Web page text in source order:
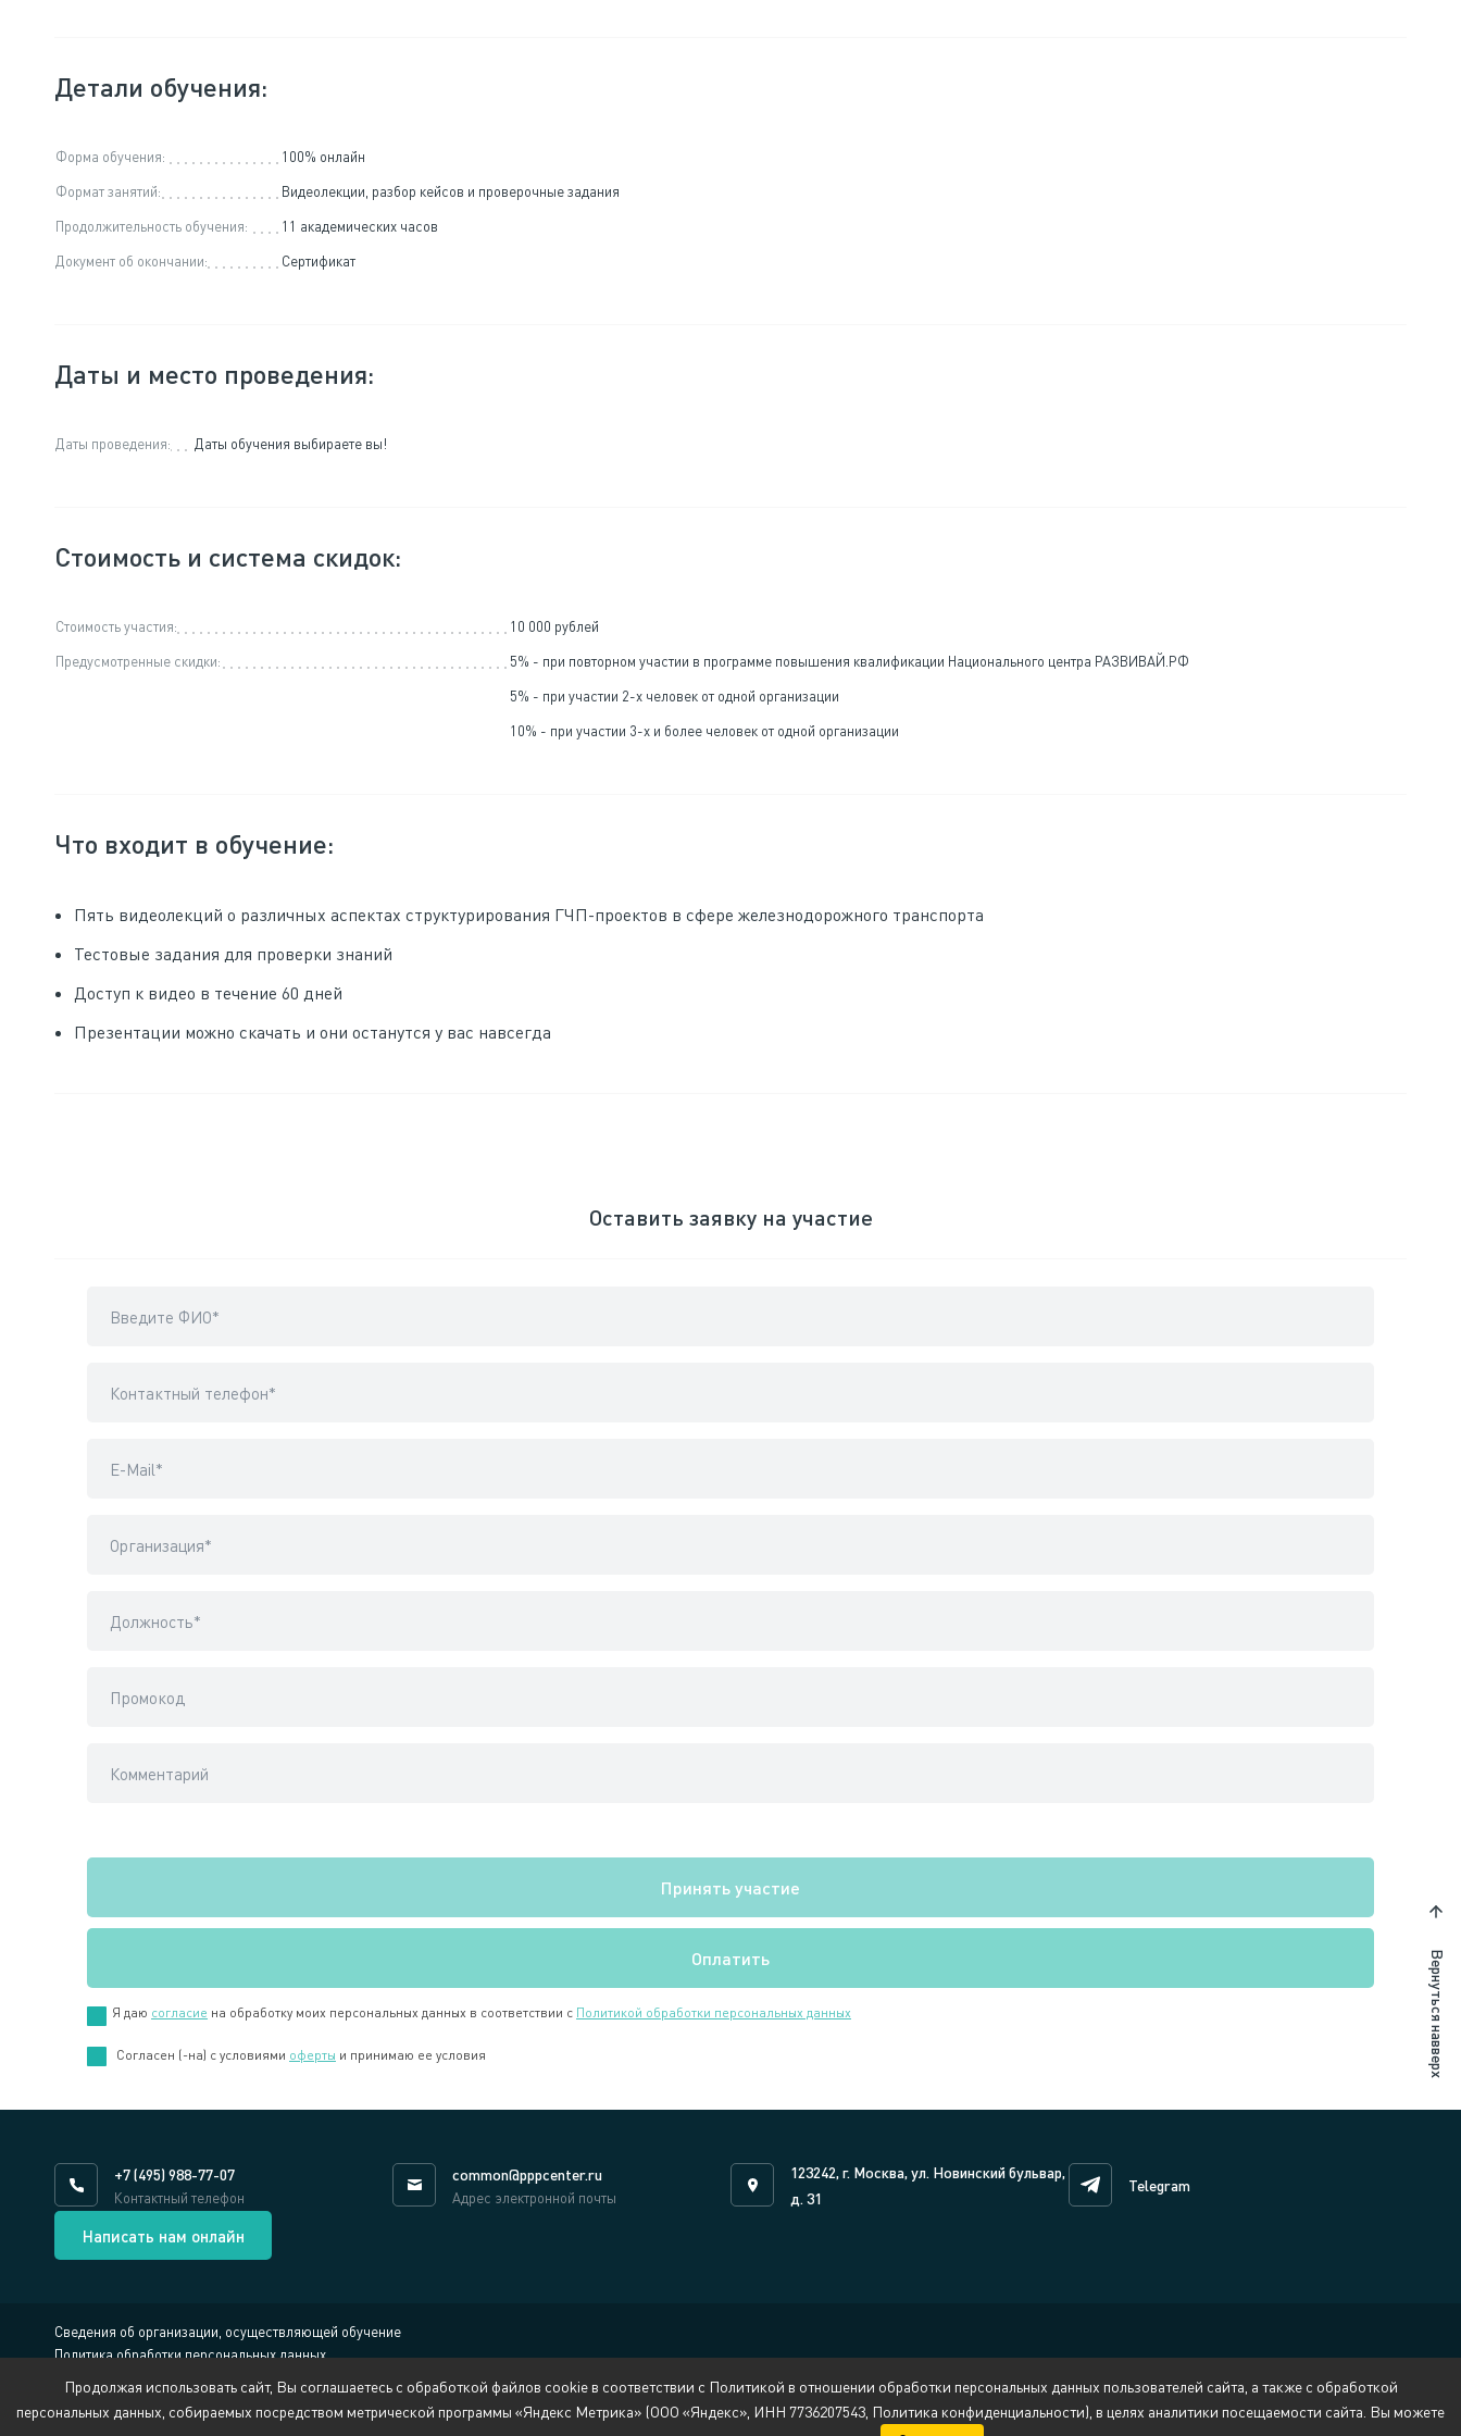
Оставить заявку на участие
Я даю согласие на обработку моих персональных данных в соответствии с Политикой обработки персональных данных
Cогласен (-на) с условиями оферты и принимаю ее условия
Детали обучения:
Форма обучения:
100% онлайн
Формат занятий:
Видеолекции, разбор кейсов и проверочные задания
Продолжительность обучения:
11 академических часов
Документ об окончании:
Сертификат
Даты и место проведения:
Даты проведения: Даты обучения выбираете вы!
Стоимость и система скидок:
Стоимость участия:
10 000 рублей
Предусмотренные скидки:
5% - при повторном участии в программе повышения квалификации Национального центра РАЗВИВАЙ.РФ
5% - при участии 2-х человек от одной организации
10% - при участии 3-х и более человек от одной организации
Что входит в обучение:
Пять видеолекций о различных аспектах структурирования ГЧП-проектов в сфере железнодорожного транспорта
Тестовые задания для проверки знаний
Доступ к видео в течение 60 дней
Презентации можно скачать и они останутся у вас навсегда
Вернуться навверх
+7 (495) 988-77-07
Контактный телефон
common@pppcenter.ru
Адрес электронной почты
123242, г. Москва, ул. Новинский бульвар,
д. 31
Telegram
Написать нам онлайн
Сведения об организации, осуществляющей обучение
Политика обработки персональных данных
Обратная связь:
security@pppcenter.ru
Продолжая использовать сайт, Вы соглашаетесь с обработкой файлов cookie в соответствии с Политикой в отношении обработки персональных данных пользователей сайта, а также с обработкой
персональных данных, собираемых посредством метрической программы «Яндекс Метрика» (ООО «Яндекс», ИНН 7736207543, Политика конфиденциальности), в целях аналитики посещаемости сайта. Вы можете